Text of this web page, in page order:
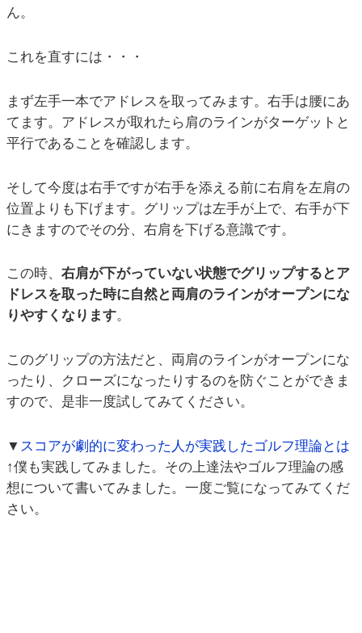
ん。
これを直すには・・・
まず左手一本でアドレスを取ってみます。右手は腰にあ
てます。アドレスが取れたら肩のラインがターゲットと
平行であることを確認します。
そして今度は右手ですが右手を添える前に右肩を左肩の
位置よりも下げます。グリップは左手が上で、右手が下
にきますのでその分、右肩を下げる意識です。
この時、 右肩が下がっていない状態でグリップするとア
ドレスを取った時に自然と両肩のラインがオープンにな
りやすくなります。
このグリップの方法だと、両肩のラインがオープンにな
ったり、クローズになったりするのを防ぐことができま
すので、是非一度試してみてください。
▼ スコアが劇的に変わった人が実践したゴルフ理論とは
↑僕も実践してみました。その上達法やゴルフ理論の感
想について書いてみました。一度ご覧になってみてくだ
さい。